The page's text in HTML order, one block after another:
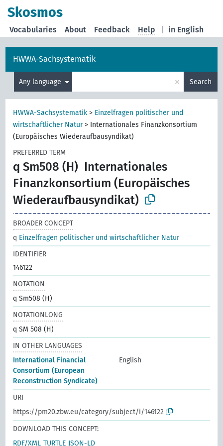
Skosmos
in English
Vocabularies About Feedback Help
HWWA-Sachsystematik
Any language × Search
HWWA-Sachsystematik > Einzelfragen politischer und
wirtschaftlicher Natur> Internationales Finanzkonsortium
(Europäisches Wiederaufbausyndikat)
PREFERRED TERM
q Sm508 (H) Internationales
Finanzkonsortium (Europäisches
Wiederaufbausyndikat)
BROADER CONCEPT
q Einzelfragen politischer und wirtschaftlicher Natur
IDENTIFIER
146122
NOTATION
q Sm508 (H)
NOTATIONLONG
q SM 508 (H)
IN OTHER LANGUAGES
International Financial
Consortium (European
Reconstruction Syndicate)
English
URI
https://pm20.zbw.eu/category/subject/i/146122
DOWNLOAD THIS CONCEPT:
RDF/XML TURTLE JSON-LD